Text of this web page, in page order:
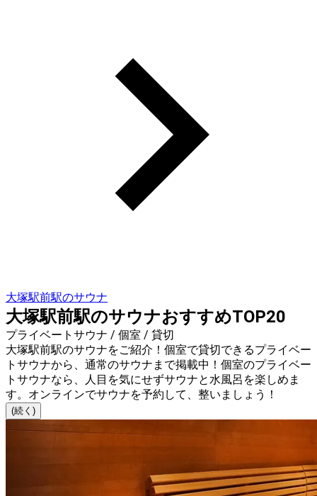
大塚駅前駅のサウナ
大塚駅前駅のサウナおすすめTOP20
プライベートサウナ / 個室 / 貸切
大塚駅前駅のサウナをご紹介！個室で貸切できるプライベー
トサウナから、通常のサウナまで掲載中！個室のプライベー
トサウナなら、人目を気にせずサウナと水風呂を楽しめま
す。オンラインでサウナを予約して、整いましょう！
(続く)